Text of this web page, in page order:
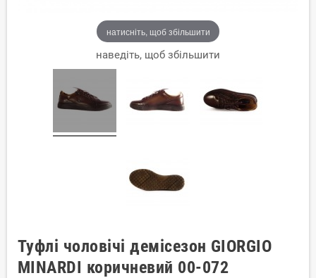
натисніть, щоб збільшити
наведіть, щоб збільшити
Туфлі чоловічі демісезон GIORGIO
MINARDI коричневий 00-072